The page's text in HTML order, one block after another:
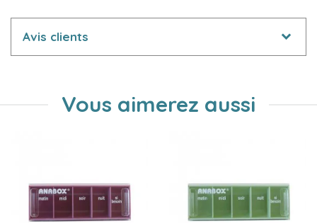
Avis clients
Vous aimerez aussi